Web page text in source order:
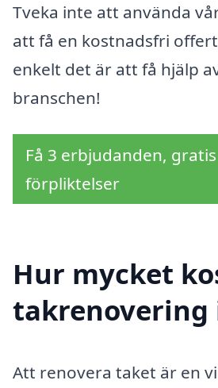
Tveka inte att använda
att få en kostnadsfri
enkelt det är att få hjälp
branschen!
Få 3 erbjudanden,
förpliktelser
Hur mycket
takrenovering
Att renovera taket är en